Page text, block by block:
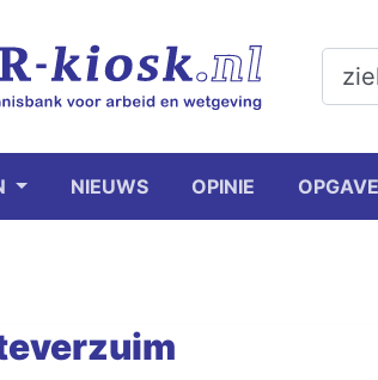
NIEUWS OPINIE